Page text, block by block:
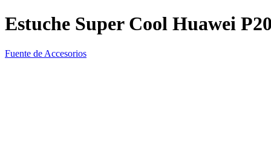
Estuche Super Cool Huawei
Fuente de Accesorios